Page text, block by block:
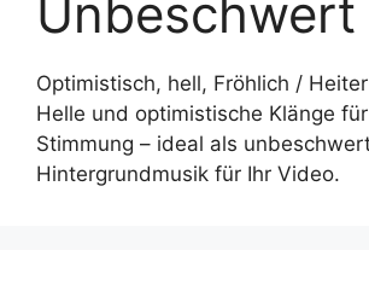
Unbeschwert
Optimistisch, hell, Fröhlich / Heiter
Helle und optimistische Klänge
Stimmung – ideal als
Hintergrundmusik für Ihr Video.